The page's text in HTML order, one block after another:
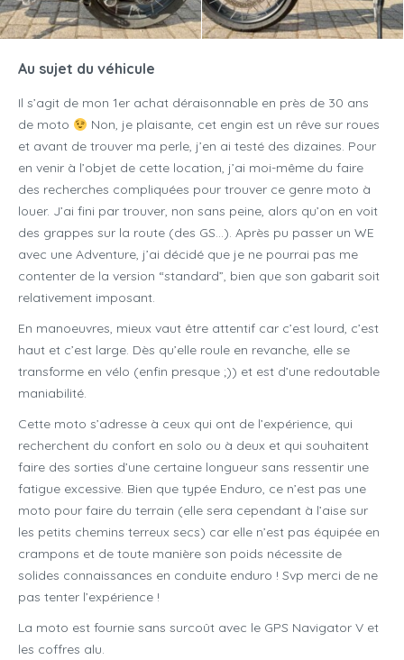
Au sujet du véhicule
Il s’agit de mon 1er achat déraisonnable en près de 30 ans
de moto
Non, je plaisante, cet engin est un rêve sur roues
et avant de trouver ma perle, j’en ai testé des dizaines. Pour
en venir à l’objet de cette location, j’ai moi-même du faire
des recherches compliquées pour trouver ce genre moto à
louer. J’ai fini par trouver, non sans peine, alors qu’on en voit
des grappes sur la route (des GS…). Après pu passer un WE
avec une Adventure, j’ai décidé que je ne pourrai pas me
contenter de la version “standard”, bien que son gabarit soit
relativement imposant.
En manoeuvres, mieux vaut être attentif car c’est lourd, c’est
haut et c’est large. Dès qu’elle roule en revanche, elle se
transforme en vélo (enfin presque ;)) et est d’une redoutable
maniabilité.
Cette moto s’adresse à ceux qui ont de l’expérience, qui
recherchent du confort en solo ou à deux et qui souhaitent
faire des sorties d’une certaine longueur sans ressentir une
fatigue excessive. Bien que typée Enduro, ce n’est pas une
moto pour faire du terrain (elle sera cependant à l’aise sur
les petits chemins terreux secs) car elle n’est pas équipée en
crampons et de toute manière son poids nécessite de
solides connaissances en conduite enduro ! Svp merci de ne
pas tenter l’expérience !
La moto est fournie sans surcoût avec le GPS Navigator V et
les coffres alu.